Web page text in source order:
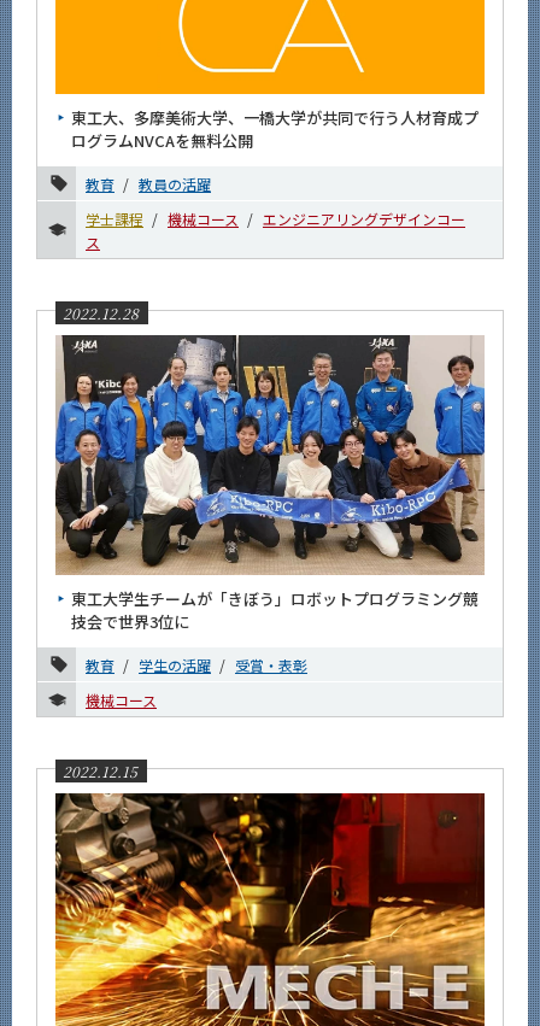
東工大、多摩美術大学、一橋大学が共同で行う人材育成プ
ログラムNVCAを無料公開
教育
教員の活躍
学士課程
機械コース
エンジニアリングデザインコー
ス
2022.12.28
東工大学生チームが「きぼう」ロボットプログラミング競
技会で世界3位に
教育 学生の活躍
受賞・表彰
機械コース
2022.12.15